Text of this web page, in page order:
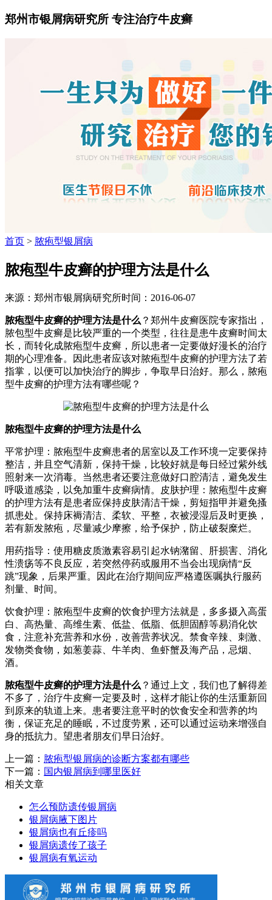
郑州市银屑病研究所 专注治疗牛皮癣
首页 > 脓疱型银屑病
脓疱型牛皮癣的护理方法是什么
来源：郑州市银屑病研究所时间：2016-06-07
脓疱型牛皮癣的护理方法是什么 ？郑州牛皮癣医院专家指出，
脓包型牛皮癣是比较严重的一个类型，往往是患牛皮癣时间太
长，而转化成脓疱型牛皮癣，所以患者一定要做好漫长的治疗
期的心理准备。因此患者应该对脓疱型牛皮癣的护理方法了若
指掌，以便可以加快治疗的脚步，争取早日治好。那么，脓疱
型牛皮癣的护理方法有哪些呢？
脓疱型牛皮癣的护理方法是什么
平常护理：脓疱型牛皮癣患者的居室以及工作环境一定要保持
整洁，并且空气清新，保持干燥，比较好就是每日经过紫外线
照射来一次消毒。当然患者还要注意做好口腔清洁，避免发生
呼吸道感染，以免加重牛皮癣病情。皮肤护理：脓疱型牛皮癣
的护理方法有是患者应保持皮肤清洁干燥，剪短指甲并避免搔
抓患处。保持床褥清洁、柔软、平整，衣被浸湿后及时更换，
若有新发脓疱，尽量减少摩擦，给予保护，防止破裂糜烂。
用药指导：使用糖皮质激素容易引起水钠潴留、肝损害、消化
性溃疡等不良反应，若突然停药或服用不当会出现病情“反
跳”现象，后果严重。因此在治疗期间应严格遵医嘱执行服药
剂量、时间。
饮食护理：脓疱型牛皮癣的饮食护理方法就是，多多摄入高蛋
白、高热量、高维生素、低盐、低脂、低胆固醇等易消化饮
食，注意补充营养和水份，改善营养状况。禁食辛辣、刺激、
发物类食物，如葱姜蒜、牛羊肉、鱼虾蟹及海产品，忌烟、
酒。
脓疱型牛皮癣的护理方法是什么 ？通过上文，我们也了解得差
不多了，治疗牛皮癣一定要及时，这样才能让你的生活重新回
到原来的轨道上来。患者要注意平时的饮食安全和营养的均
衡，保证充足的睡眠，不过度劳累，还可以通过运动来增强自
身的抵抗力。望患者朋友们早日治好。
上一篇： 脓疱型银屑病的诊断方案都有哪些
下一篇： 国内银屑病到哪里医好
相关文章
怎么预防遗传银屑病
银屑病腋下图片
银屑病也有丘疹吗
银屑病遗传了孩子
银屑病有氧运动